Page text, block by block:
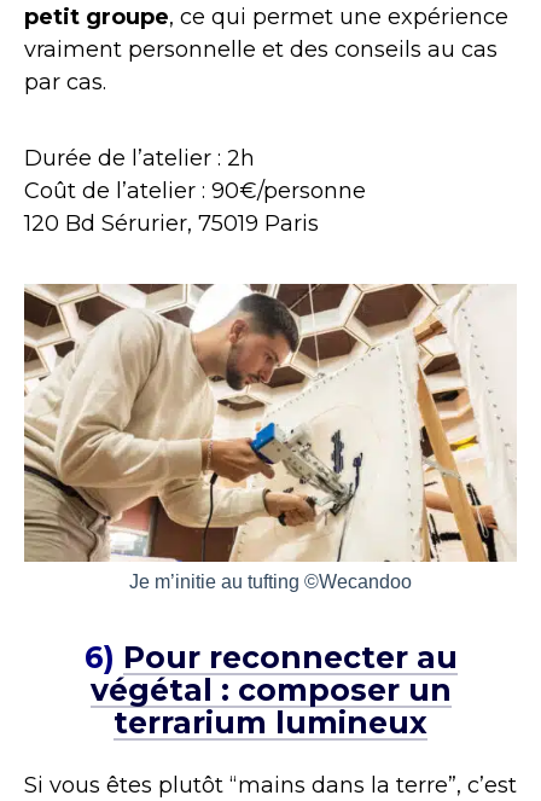
petit groupe, ce qui permet une expérience
vraiment personnelle et des conseils au cas
par cas.
Durée de l’atelier : 2h
Coût de l’atelier : 90€/personne
120 Bd Sérurier, 75019 Paris
Je m’initie au tufting ©Wecandoo
6) Pour reconnecter au
végétal : composer un
terrarium lumineux
Si vous êtes plutôt “mains dans la terre”, c’est